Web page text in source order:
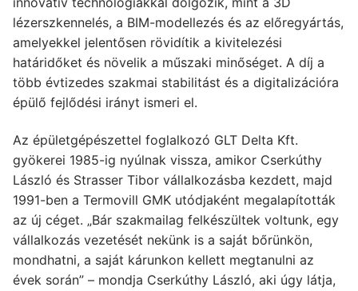
lézerszkennelés, a BIM-modellezés és az előregyártás,
amelyekkel jelentősen rövidítik a kivitelezési
határidőket és növelik a műszaki minőséget. A díj a
több évtizedes szakmai stabilitást és a digitalizációra
épülő fejlődési irányt ismeri el.
Az épületgépészettel foglalkozó GLT Delta Kft.
gyökerei 1985-ig nyúlnak vissza, amikor Cserkúthy
László és Strasser Tibor vállalkozásba kezdett, majd
1991-ben a Termovill GMK utódjaként megalapították
az új céget. „Bár szakmailag felkészültek voltunk, egy
vállalkozás vezetését nekünk is a saját bőrünkön,
mondhatni, a saját kárunkon kellett megtanulni az
évek során” – mondja Cserkúthy László, aki úgy látja,